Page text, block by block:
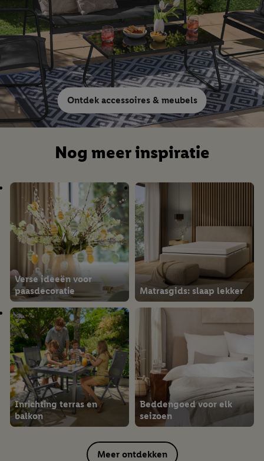
Ontdek accessoires & meubels
Nog meer inspiratie
Verse ideeën voor
paasdecoratie
Matrasgids: slaap lekker
Inrichting terras en
balkon
Beddengoed voor elk
seizoen
Meer ontdekken